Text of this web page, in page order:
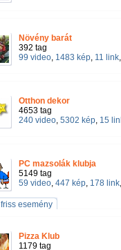
Növény barát
392 tag
99 video, 1483 kép, 11 link
Otthon dekor
4653 tag
240 video, 5302 kép, 15
PC mazsolák klubja
5149 tag
59 video, 447 kép, 178 link
friss esemény
Pizza Klub
1179 tag